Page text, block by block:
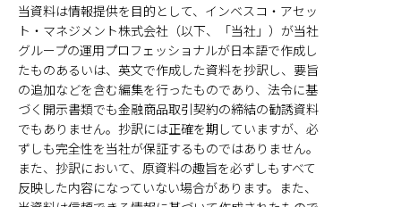
当資料は情報提供を目的として、インベスコ・アセッ
ト・マネジメント株式会社（以下、「当社」）が当社
グループの運用プロフェッショナルが日本語で作成し
たものあるいは、英文で作成した資料を抄訳し、要旨
の追加などを含む編集を行ったものであり、法令に基
づく開示書類でも金融商品取引契約の締結の勧誘資料
でもありません。抄訳には正確を期していますが、必
ずしも完全性を当社が保証するものではありません。
また、抄訳において、原資料の趣旨を必ずしもすべて
反映した内容になっていない場合があります。また、